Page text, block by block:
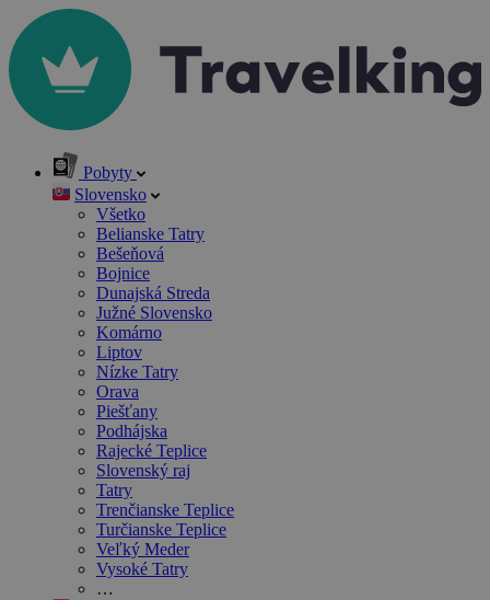
Pobyty
Slovensko
Všetko
Belianske Tatry
Bešeňová
Bojnice
Dunajská Streda
Južné Slovensko
Komárno
Liptov
Nízke Tatry
Orava
Piešťany
Podhájska
Rajecké Teplice
Slovenský raj
Tatry
Trenčianske Teplice
Turčianske Teplice
Veľký Meder
Vysoké Tatry
…